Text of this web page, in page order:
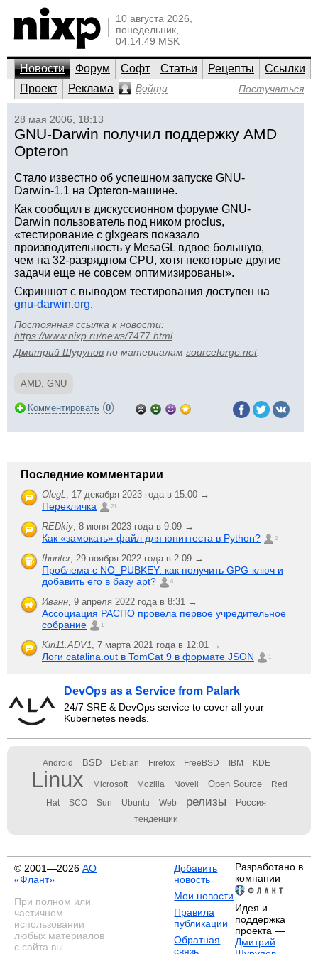
10 августа 2026,
понедельник,
04:14:49 MSK
Новости Форум Софт Статьи Рецепты
Ссылки
Проект
Реклама Войти Постучаться
28 мая 2006, 18:13
GNU-Darwin получил поддержку AMD
Opteron
Стало известно об успешном запуске GNU-
Darwin-1.1 на Opteron-машине.
Как сообщил в дискуссионном форуме GNU-
Darwin пользователь под ником proclus,
«тестирование с glxgears показало
производительность у MesaGL вдвое большую,
чем на 32-разрядном CPU, хотя некоторые другие
задачи еще не совсем оптимизированы».
Скриншот с выводом тестирования доступен на
gnu-darwin.org.
Постоянная ссылка к новости:
https://www.nixp.ru/news/7477.html.
Дмитрий Шурупов по материалам sourceforge.net.
AMD, GNU
Комментировать (0)
Последние комментарии
OlegL, 17 декабря 2023 года в 15:00 →
Перекличка 21
REDkiy, 8 июня 2023 года в 9:09 →
Как «замокать» файл для юниттеста в Python? 2
fhunter, 29 ноября 2022 года в 2:09 →
Проблема с NO_PUBKEY: как получить GPG-ключ и
добавить его в базу apt?
6
Иванн, 9 апреля 2022 года в 8:31 →
Ассоциация РАСПО провела первое учредительное
собрание
1
Kiri11.ADV1, 7 марта 2021 года в 12:01 →
Логи catalina.out в TomCat 9 в формате JSON 1
DevOps as a Service from Palark
24/7 SRE & DevOps service to cover all your
Kubernetes needs.
Android BSD Debian Firefox FreeBSD IBM KDE
Linux Microsoft Mozilla Novell Open Source Red
Hat SCO Sun Ubuntu Web релизы Россия
тенденции
© 2001—2026 АО
«Флант»
При полном или
частичном
использовании
любых материалов
с сайта вы
Добавить
новость
Мои новости
Правила
публикации
Обратная
связь
Разработано в
компании
Идея и
поддержка
проекта —
Дмитрий